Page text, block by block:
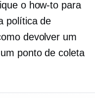
o how-to para
política de
devolver um
ponto de coleta